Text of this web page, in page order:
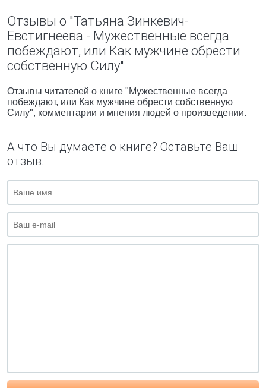
Отзывы о "Татьяна Зинкевич-
Евстигнеева - Мужественные всегда
побеждают, или Как мужчине обрести
собственную Силу"
Отзывы читателей о книге "Мужественные всегда
побеждают, или Как мужчине обрести собственную
Силу", комментарии и мнения людей о произведении.
А что Вы думаете о книге? Оставьте Ваш
отзыв.